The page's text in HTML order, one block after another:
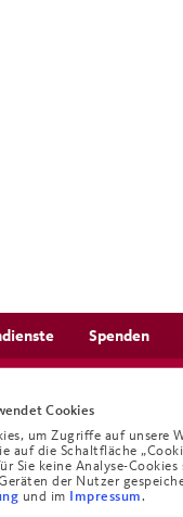
Cookies
um Zugriffe auf unsere
auf die Schaltfläche
Sie keine Analyse-
der Nutzer
und im Impressum.
Spenden